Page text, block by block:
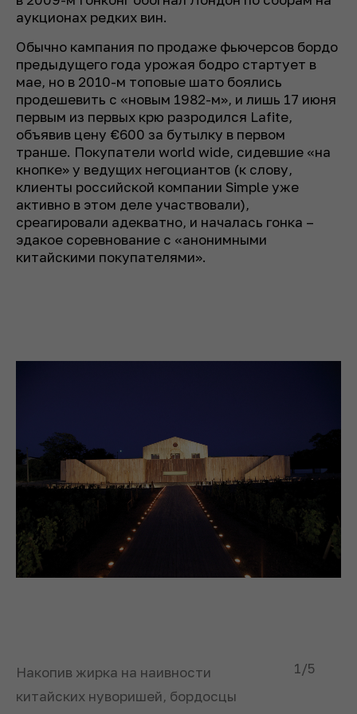
аукционах редких вин.
Обычно кампания по продаже фьючерсов бордо
предыдущего года урожая бодро стартует в
мае, но в 2010-м топовые шато боялись
продешевить с «новым 1982-м», и лишь 17 июня
первым из первых крю разродился Lafite,
объявив цену €600 за бутылку в первом
транше. Покупатели world wide, сидевшие «на
кнопке» у ведущих негоциантов (к слову,
клиенты российской компании Simple уже
активно в этом деле участвовали),
среагировали адекватно, и началась гонка –
эдакое соревнование с «анонимными
китайскими покупателями».
Накопив жирка на наивности
китайских нуворишей, бордосцы
1 /5